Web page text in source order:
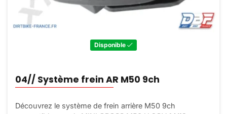
Disponible
04// Système frein AR M50 9ch
Découvrez le système de frein arrière M50 9ch